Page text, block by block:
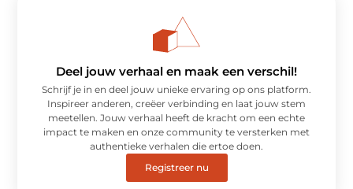
Deel jouw verhaal en maak een verschil!
Schrijf je in en deel jouw unieke ervaring op ons platform.
Inspireer anderen, creëer verbinding en laat jouw stem
meetellen. Jouw verhaal heeft de kracht om een echte
impact te maken en onze community te versterken met
authentieke verhalen die ertoe doen.
Registreer nu